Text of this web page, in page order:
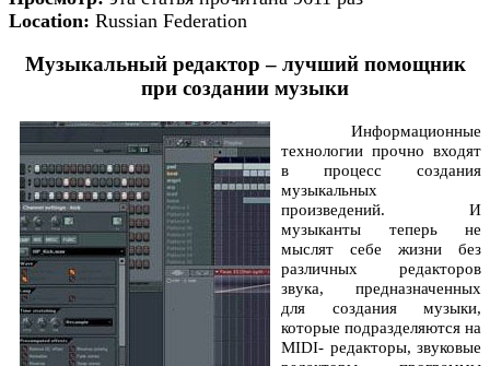
Location: Russian Federation
Музыкальный редактор – лучший помощник
при создании музыки
Информационные
технологии прочно входят
в процесс создания
музыкальных
произведений. И
музыканты теперь не
мыслят себе жизни без
различных редакторов
звука, предназначенных
для создания музыки,
которые подразделяются на
МIDI- редакторы, звуковые